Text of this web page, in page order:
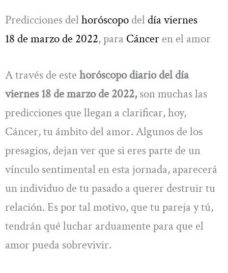
Predicciones del horóscopo del díaviernes
18 de marzode 2022, para Cáncer en el amor
A través de este horóscopo diario del día
viernes 18 de marzo de 2022,son muchas las
predicciones que llegan a clarificar, hoy,
Cáncer, tu ámbito del amor. Algunos de los
presagios, dejan ver que si eres parte de un
vínculo sentimental en esta jornada, aparecerá
un individuo de tu pasado a querer destruir tu
relación. Es por tal motivo, que tu pareja y tú,
tendrán qué luchar arduamente para que el
amor pueda sobrevivir.